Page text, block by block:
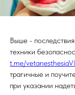
Выше -
техники
t.me/
трагичные и
при указании